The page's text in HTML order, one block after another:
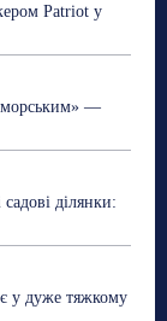
Patriot у
—
ділянки:
у дуже тяжкому